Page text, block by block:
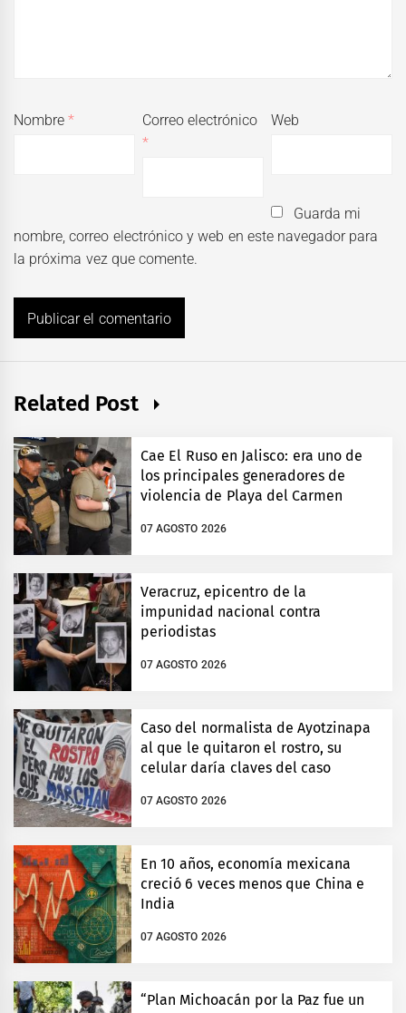
Nombre*
Correo electrónico
*
Web
Guarda mi
nombre, correo electrónico y web en este navegador para
la próxima vez que comente.
Related Post
Cae El Ruso en Jalisco: era uno de
los principales generadores de
violencia de Playa del Carmen
07 AGOSTO 2026
Veracruz, epicentro de la
impunidad nacional contra
periodistas
07 AGOSTO 2026
Caso del normalista de Ayotzinapa
al que le quitaron el rostro, su
celular daría claves del caso
07 AGOSTO 2026
En 10 años, economía mexicana
creció 6 veces menos que China e
India
07 AGOSTO 2026
“Plan Michoacán por la Paz fue un